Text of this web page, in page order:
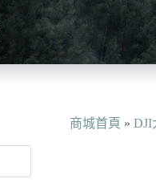
商城首頁 » DJI